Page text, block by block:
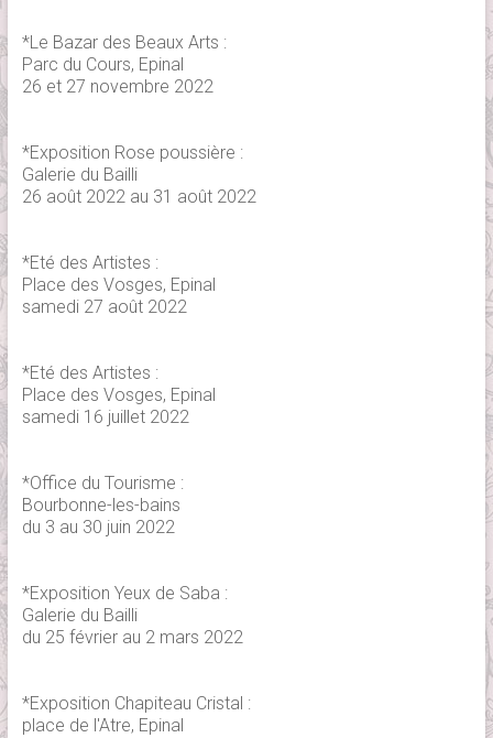
*Le Bazar des Beaux Arts :
Parc du Cours, Epinal
26 et 27 novembre 2022
*Exposition Rose poussière :
Galerie du Bailli
26 août 2022 au 31 août 2022
*Eté des Artistes :
Place des Vosges, Epinal
samedi 27 août 2022
*Eté des Artistes :
Place des Vosges, Epinal
samedi 16 juillet 2022
*Office du Tourisme :
Bourbonne-les-bains
du 3 au 30 juin 2022
*Exposition Yeux de Saba :
Galerie du Bailli
du 25 février au 2 mars 2022
*Exposition Chapiteau Cristal :
place de l'Atre, Epinal